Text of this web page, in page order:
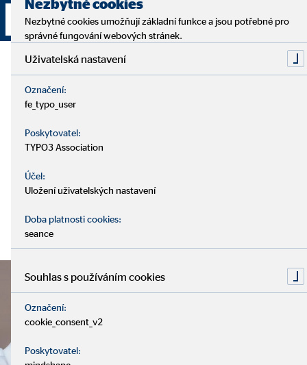
Navázat kontakt
Nezbytné cookies
Nezbytné cookies umožňují základní funkce a jsou potřebné pro
správné fungování webových stránek.
Uživatelská nastavení
Označení:
fe_typo_user
Poskytovatel:
TYPO3 Association
Účel:
Uložení uživatelských nastavení
Doba platnosti cookies:
seance
Souhlas s používáním cookies
Označení:
cookie_consent_v2
Poskytovatel: